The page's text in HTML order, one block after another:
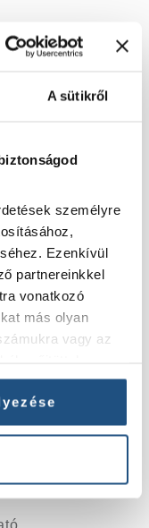
A sütikről
személyre
Ezenkívül
partnereinkkel
vonatkozó
más olyan
vagy az
Kft
Kft.